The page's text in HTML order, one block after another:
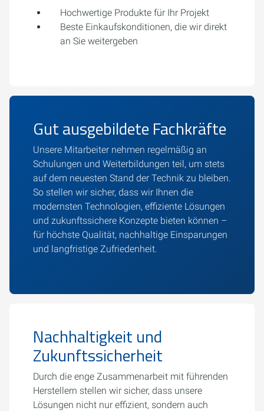
Hochwertige Produkte für Ihr Projekt
Beste Einkaufskonditionen, die wir direkt
an Sie weitergeben
Gut ausgebildete Fachkräfte
Unsere Mitarbeiter nehmen regelmäßig an
Schulungen und Weiterbildungen teil, um stets
auf dem neuesten Stand der Technik zu bleiben.
So stellen wir sicher, dass wir Ihnen die
modernsten Technologien, effiziente Lösungen
und zukunftssichere Konzepte bieten können –
für höchste Qualität, nachhaltige Einsparungen
und langfristige Zufriedenheit.
Nachhaltigkeit und
Zukunftssicherheit
Durch die enge Zusammenarbeit mit führenden
Herstellern stellen wir sicher, dass unsere
Lösungen nicht nur effizient, sondern auch